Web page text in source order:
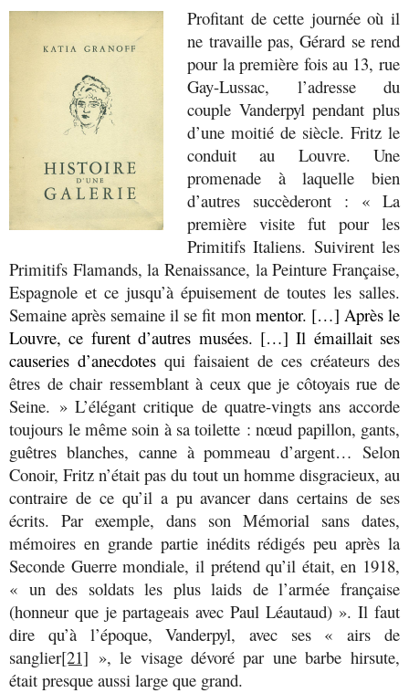
Profitant de cette journée où il
ne travaille pas, Gérard se rend
pour la première fois au 13, rue
Gay-Lussac, l’adresse du
couple Vanderpyl pendant plus
d’une moitié de siècle. Fritz le
conduit au Louvre. Une
promenade à laquelle bien
d’autres succèderont : « La
première visite fut pour les
Primitifs Italiens. Suivirent les
Primitifs Flamands, la Renaissance, la Peinture Française,
Espagnole et ce jusqu’à épuisement de toutes les salles.
Semaine après semaine il se fit mon mentor. […] Après le
Louvre, ce furent d’autres musées. […] Il émaillait ses
causeries d’anecdotesqui faisaient de ces créateurs des
êtres de chair ressemblant à ceux que je côtoyais rue de
Seine. » L’élégant critique de quatre-vingts ans accorde
toujours le même soin à sa toilette : nœud papillon, gants,
guêtres blanches, canne à pommeau d’argent… Selon
Conoir, Fritz n’était pas du tout un homme disgracieux, au
contraire de ce qu’il a pu avancer dans certains de ses
écrits. Par exemple, dans son Mémorial sans dates,
mémoires en grande partie inédits rédigés peu après la
Seconde Guerre mondiale, il prétend qu’il était, en 1918,
« un des soldats les plus laids de l’armée française
(honneur que je partageais avec Paul Léautaud) ». Il faut
dire qu’à l’époque, Vanderpyl, avec ses « airs de
sanglier[21] », le visage dévoré par une barbe hirsute,
était presque aussi large que grand.